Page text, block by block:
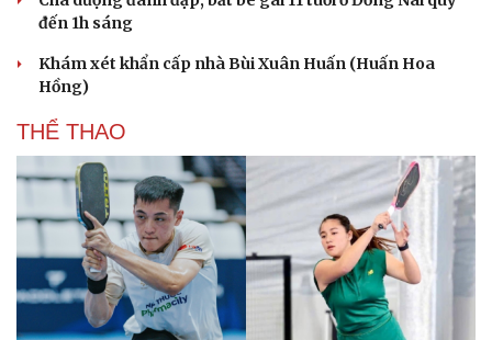
đến 1h sáng
Khám xét khẩn cấp nhà Bùi Xuân Huấn (Huấn Hoa
Hồng)
THỂ THAO